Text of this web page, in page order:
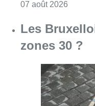
07 août 2026
Les
zones 30 ?